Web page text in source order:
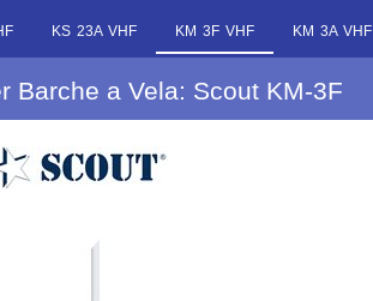
KS 23A VHF KM 3F VHF KM 3A VHF
Barche a Vela: Scout KM-3F